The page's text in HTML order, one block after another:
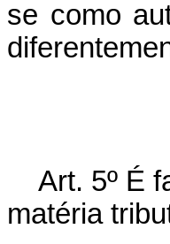
se como
Art. 5º É
matéria